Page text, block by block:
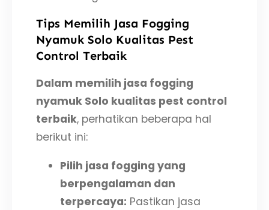
Tips Memilih Jasa Fogging
Nyamuk Solo Kualitas Pest
Control Terbaik
Dalam memilih jasa fogging
nyamuk Solo kualitas pest control
terbaik, perhatikan beberapa hal
berikut ini:
Pilih jasa fogging yang
berpengalaman dan
terpercaya: Pastikan jasa